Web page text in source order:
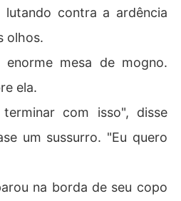
lutando contra a ardência
olhos.
mesa de mogno.
ela.
terminar com isso", disse
um sussurro. "Eu quero
na borda de seu copo